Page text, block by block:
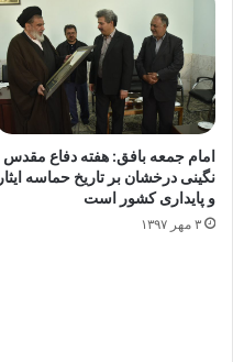
امام جمعه بافق: هفته دفاع مقدس
نگینی درخشان بر تاریخ حماسه ایثار
و پایداری کشور است
۳ مهر ۱۳۹۷